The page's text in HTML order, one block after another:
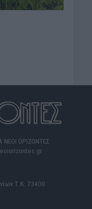
ΟΡΙΖΟΝΤΕΣ
Τ.Κ. 73400